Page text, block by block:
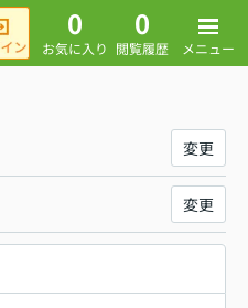
0
お気に入り
0
閲覧履歴 メニュー
変更
変更